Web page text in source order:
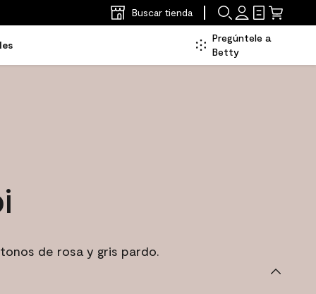
Buscar tienda
Pregúntele a
Betty
de rosa y gris pardo.